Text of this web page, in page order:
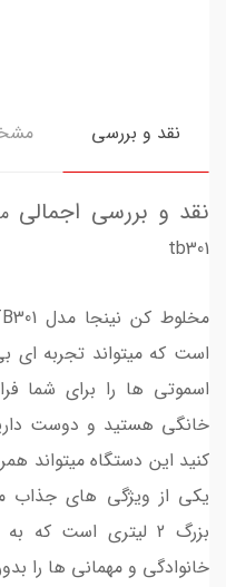
نقد و بررسی
نقد و بررسی اجمالی
tb301
است که میتواند تجربه ای
اسموتی ها را برای شما
خانگی هستید و دوست
کنید این دستگاه میتواند
بزرگ 2 لیتری است
خانوادگی و مهمانی ها را